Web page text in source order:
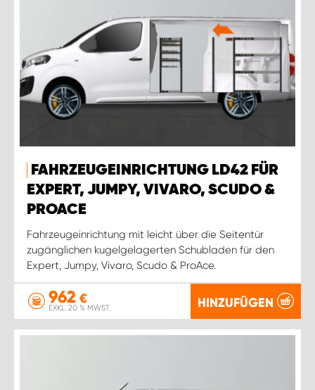
FAHRZEUGEINRICHTUNG LD42 FÜR
EXPERT, JUMPY, VIVARO, SCUDO &
PROACE
Fahrzeugeinrichtung mit leicht über die Seitentür
zugänglichen kugelgelagerten Schubladen für den
Expert, Jumpy, Vivaro, Scudo & ProAce.
962 €
EXKL. 20 % MWST. HINZUFÜGEN